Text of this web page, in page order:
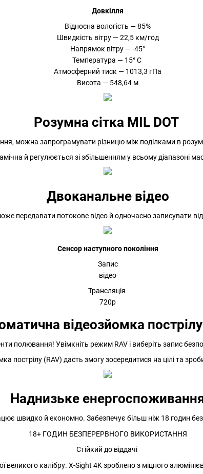
Довкілля
Відносна вологість — 85%
Швидкість вітру — 22,5 км/год
Напрямок вітру — -45°
Температура — 15° С
Атмосферний тиск — 1013,3 гПа
Висота — 548,64 м
Розумна сітка MIL DOT
можна запрограмувати різницю між поділками в
й регулюється зі збільшенням у всьому діапазоні
Двоканальне відео
передавати потокове відео й одночасно записувати
Сенсор наступного покоління
Запис
відео
Трансляція
720р
відеозйомка
полювання! Увімкніть режим RAV і виберіть запис
пострілу (RAV) дасть змогу зосередитися на цілі та
Наднизьке
швидко й економно. Забезпечує більш ніж 18 годин
18+ ГОДИН БЕЗПЕРЕРВНОГО ВИКОРИСТАННЯ
Стійкий до віддачі
великого калібру. X-Sight 4K зроблено з міцного